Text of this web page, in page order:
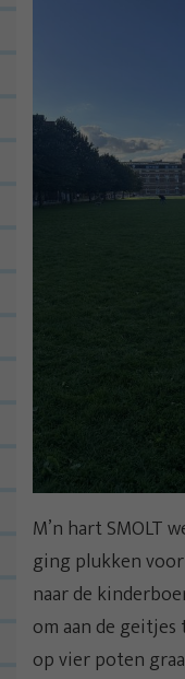
M’n hart SMOLT
ging plukken
naar de
om aan de
op vier poten